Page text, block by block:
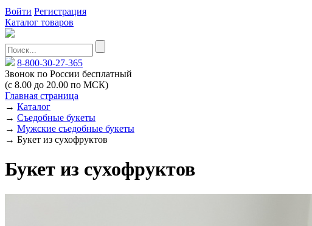
Войти Регистрация
Каталог товаров
8-800-30-27-365
Звонок по России бесплатный
(с 8.00 до 20.00 по МСК)
Главная страница
→ Каталог
→ Съедобные букеты
→ Мужские съедобные букеты
→ Букет из сухофруктов
Букет из сухофруктов